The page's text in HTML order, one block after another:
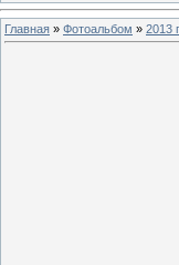
Главная » Фотоальбом » 2013